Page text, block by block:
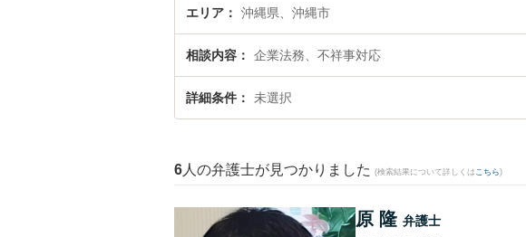
護士に相談予約したい』などでお困りの相談者さんにおすすめです。
エリア 沖縄県、沖縄市
相談内容 企業法務、不祥事対応
詳細条件 未選択
6 人の弁護士が見つかりました (検索結果について詳しくは こちら)
原 隆 弁護士